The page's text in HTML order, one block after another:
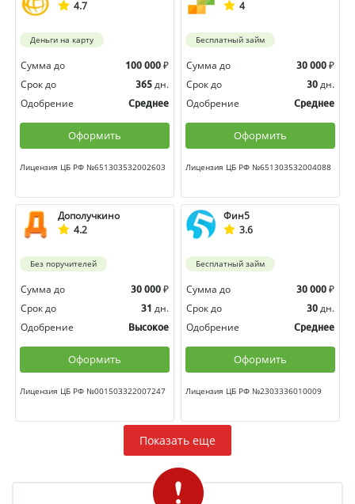
4.7
Деньги на карту
Сумма до 100 000 ₽
Срок до
365 дн.
Одобрение
Среднее
Оформить
Лицензия ЦБ РФ №651303532002603
4
Бесплатный займ
Сумма до 30 000 ₽
Срок до
30 дн.
Одобрение
Среднее
Оформить
Лицензия ЦБ РФ №651303532004088
Дополучкино
4.2
Без поручителей
Сумма до 30 000 ₽
Срок до
31 дн.
Одобрение
Высокое
Оформить
Лицензия ЦБ РФ №001503322007247
Фин5
3.6
Бесплатный займ
Сумма до 30 000 ₽
Срок до
30 дн.
Одобрение
Среднее
Оформить
Лицензия ЦБ РФ №2303336010009
Показать еще